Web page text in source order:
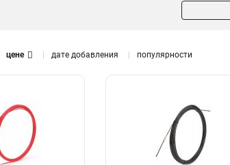
цене дате добавления популярности